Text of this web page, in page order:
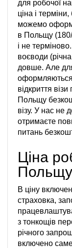
для робочої
ціна і
можемо
в Польщу
і не
воєводи
довше. Але
відкриття
Польщу
візу. У нас не
отримаєте
питань
Ціна
Польщу
В ціну
страховка,
з тонкощів
річного
включено